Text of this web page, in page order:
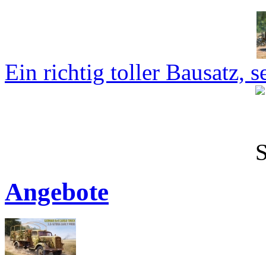
Ein richtig toller Bausatz,
Angebote